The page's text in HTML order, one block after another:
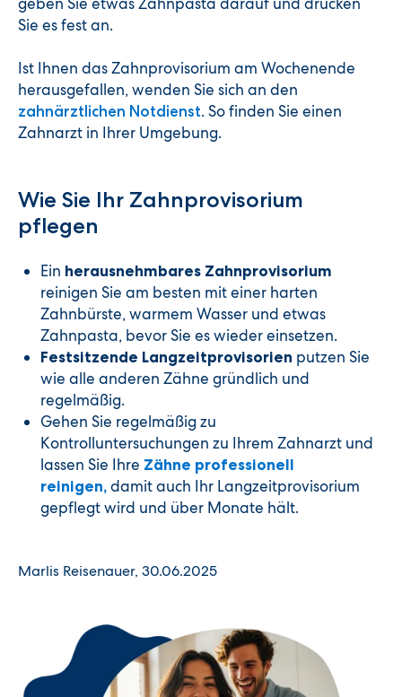
Sie es fest an.
Ist Ihnen das Zahnprovisorium am Wochenende
herausgefallen, wenden Sie sich an den
zahnärztlichen Notdienst. So finden Sie einen
Zahnarzt in Ihrer Umgebung.
Wie Sie Ihr Zahnprovisorium
pflegen
Ein herausnehmbares Zahnprovisorium
reinigen Sie am besten mit einer harten
Zahnbürste, warmem Wasser und etwas
Zahnpasta, bevor Sie es wieder einsetzen.
Festsitzende Langzeitprovisorien putzen Sie
wie alle anderen Zähne gründlich und
regelmäßig.
Gehen Sie regelmäßig zu
Kontrolluntersuchungen zu Ihrem Zahnarzt und
lassen Sie Ihre Zähne professionell
reinigen, damit auch Ihr Langzeitprovisorium
gepflegt wird und über Monate hält.
Marlis Reisenauer, 30.06.2025